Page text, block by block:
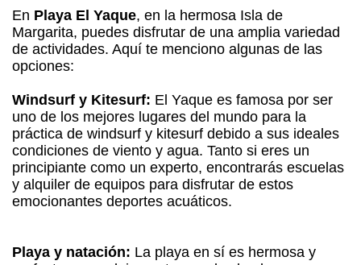
En Playa El Yaque, en la hermosa Isla de
Margarita, puedes disfrutar de una amplia variedad
de actividades. Aquí te menciono algunas de las
opciones:
Windsurf y Kitesurf: El Yaque es famosa por ser
uno de los mejores lugares del mundo para la
práctica de windsurf y kitesurf debido a sus ideales
condiciones de viento y agua. Tanto si eres un
principiante como un experto, encontrarás escuelas
y alquiler de equipos para disfrutar de estos
emocionantes deportes acuáticos.
Playa y natación: La playa en sí es hermosa y